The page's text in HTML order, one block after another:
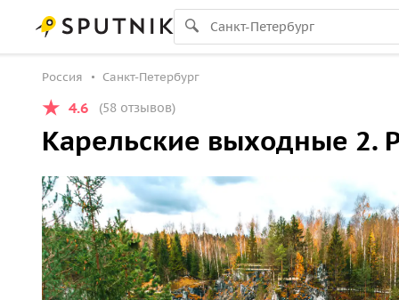
Россия Санкт-Петербург
4.6 (58 отзывов)
Карельские выходные 2.